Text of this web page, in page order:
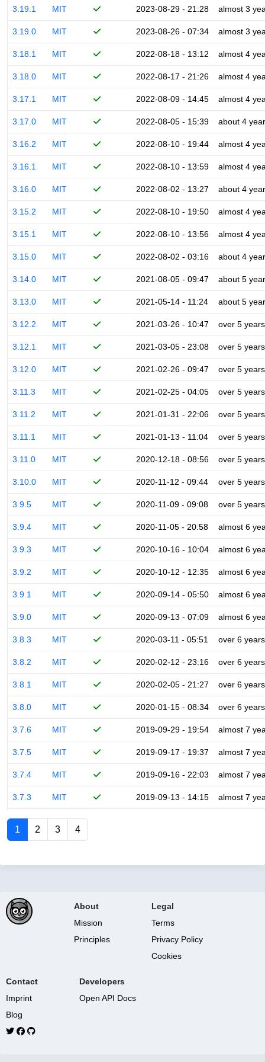
3.19.1 MIT 2023-08-29 - 21:28 almost 3
3.19.0 MIT 2023-08-26 - 07:34 almost 3
3.18.1 MIT 2022-08-18 - 13:12 almost 4
3.18.0 MIT 2022-08-17 - 21:26 almost 4
3.17.1 MIT 2022-08-09 - 14:45 almost 4
3.17.0 MIT 2022-08-05 - 15:39 about 4
3.16.2 MIT 2022-08-10 - 19:44 almost 4
3.16.1 MIT 2022-08-10 - 13:59 almost 4
3.16.0 MIT 2022-08-02 - 13:27 about 4
3.15.2 MIT 2022-08-10 - 19:50 almost 4
3.15.1 MIT 2022-08-10 - 13:56 almost 4
3.15.0 MIT 2022-08-02 - 03:16 about 4
3.14.0 MIT 2021-08-05 - 09:47 about 5
3.13.0 MIT 2021-05-14 - 11:24 about 5
3.12.2 MIT 2021-03-26 - 10:47 over 5 years
3.12.1 MIT 2021-03-05 - 23:08 over 5 years
3.12.0 MIT 2021-02-26 - 09:47 over 5 years
3.11.3 MIT 2021-02-25 - 04:05 over 5 years
3.11.2 MIT 2021-01-31 - 22:06 over 5 years
3.11.1 MIT 2021-01-13 - 11:04 over 5 years
3.11.0 MIT 2020-12-18 - 08:56 over 5 years
3.10.0 MIT 2020-11-12 - 09:44 over 5 years
3.9.5 MIT 2020-11-09 - 09:08 over 5 years
3.9.4 MIT 2020-11-05 - 20:58 almost 6
3.9.3 MIT 2020-10-16 - 10:04 almost 6
3.9.2 MIT 2020-10-12 - 12:35 almost 6
3.9.1 MIT 2020-09-14 - 05:50 almost 6
3.9.0 MIT 2020-09-13 - 07:09 almost 6
3.8.3 MIT 2020-03-11 - 05:51 over 6 years
3.8.2 MIT 2020-02-12 - 23:16 over 6 years
3.8.1 MIT 2020-02-05 - 21:27 over 6 years
3.8.0 MIT 2020-01-15 - 08:34 over 6 years
3.7.6 MIT 2019-09-29 - 19:54 almost 7
3.7.5 MIT 2019-09-17 - 19:37 almost 7
3.7.4 MIT 2019-09-16 - 22:03 almost 7
3.7.3 MIT 2019-09-13 - 14:15 almost 7
1 2 3 4
About
Mission
Principles
Legal
Terms
Privacy Policy
Cookies
Contact
Imprint
Blog
Developers
Open API Docs